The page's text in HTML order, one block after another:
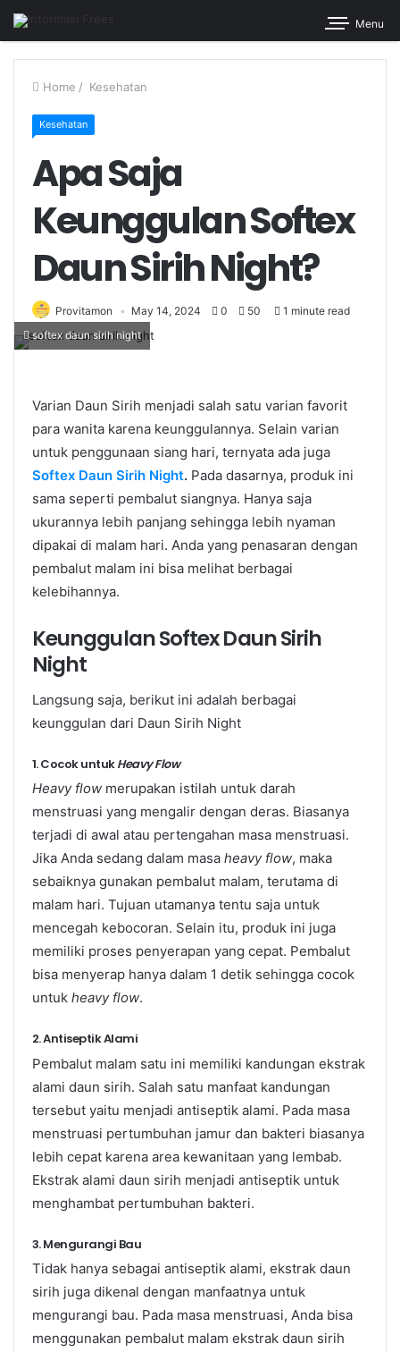
Menu
Home / Kesehatan
Kesehatan
Apa Saja
Keunggulan Softex
Daun Sirih Night?
Provitamon May 14, 2024 0 50 1 minute read
softex daun sirih night
Varian Daun Sirih menjadi salah satu varian favorit
para wanita karena keunggulannya. Selain varian
untuk penggunaan siang hari, ternyata ada juga
Softex Daun Sirih Night. Pada dasarnya, produk ini
sama seperti pembalut siangnya. Hanya saja
ukurannya lebih panjang sehingga lebih nyaman
dipakai di malam hari. Anda yang penasaran dengan
pembalut malam ini bisa melihat berbagai
kelebihannya.
Keunggulan Softex Daun Sirih
Night
Langsung saja, berikut ini adalah berbagai
keunggulan dari Daun Sirih Night
1. Cocok untukHeavy Flow
Heavy flow merupakan istilah untuk darah
menstruasi yang mengalir dengan deras. Biasanya
terjadi di awal atau pertengahan masa menstruasi.
Jika Anda sedang dalam masa heavy flow, maka
sebaiknya gunakan pembalut malam, terutama di
malam hari. Tujuan utamanya tentu saja untuk
mencegah kebocoran. Selain itu, produk ini juga
memiliki proses penyerapan yang cepat. Pembalut
bisa menyerap hanya dalam 1 detik sehingga cocok
untuk heavy flow.
2. Antiseptik Alami
Pembalut malam satu ini memiliki kandungan ekstrak
alami daun sirih. Salah satu manfaat kandungan
tersebut yaitu menjadi antiseptik alami. Pada masa
menstruasi pertumbuhan jamur dan bakteri biasanya
lebih cepat karena area kewanitaan yang lembab.
Ekstrak alami daun sirih menjadi antiseptik untuk
menghambat pertumbuhan bakteri.
3. Mengurangi Bau
Tidak hanya sebagai antiseptik alami, ekstrak daun
sirih juga dikenal dengan manfaatnya untuk
mengurangi bau. Pada masa menstruasi, Anda bisa
menggunakan pembalut malam ekstrak daun sirih